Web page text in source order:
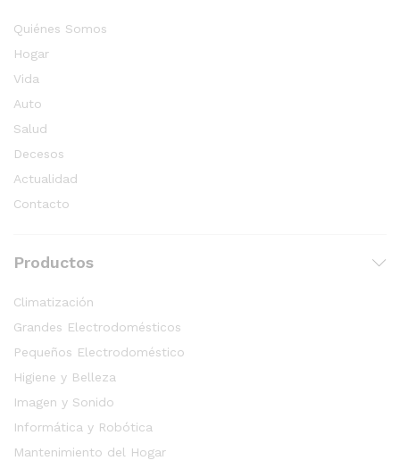
Quiénes Somos
Hogar
Vida
Auto
Salud
Decesos
Actualidad
Contacto
Productos
Climatización
Grandes Electrodomésticos
Pequeños Electrodoméstico
Higiene y Belleza
Imagen y Sonido
Informática y Robótica
Mantenimiento del Hogar